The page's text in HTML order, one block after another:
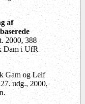
af
2000, 388
Dam i UfR
Gam og Leif
udg., 2000,